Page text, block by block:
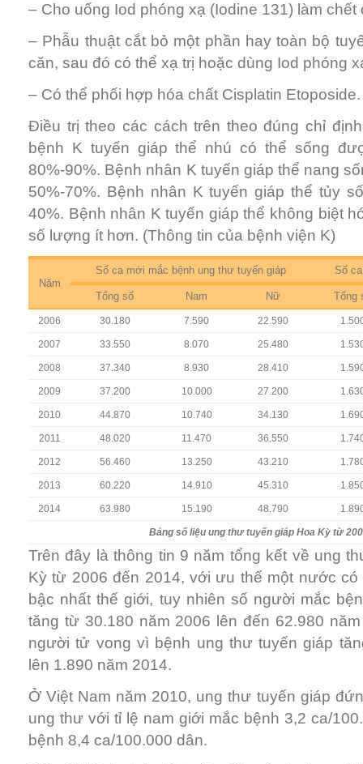
– Cho uống Iod phóng xạ (Iodine 131) làm
– Phẫu thuật cắt bỏ một phần hay toàn bộ
căn, sau đó có thể xạ trị hoặc dùng Iod phóng
– Có thể phối hợp hóa chất Cisplatin Etoposide.
Điều trị theo các cách trên theo đúng chỉ
bệnh K tuyến giáp thể nhú có thể sống
80%-90%. Bệnh nhân K tuyến giáp thể nang
50%-70%. Bệnh nhân K tuyến giáp thể tủy
40%. Bệnh nhân K tuyến giáp thể không biệt
số lượng ít hơn. (Thông tin của bệnh viện K)
Năm
Số ca mới mắc bệnh ung thư tuyến giáp Số
Tổng số Nam Nữ Tổng
2006 30.180 7.590 22.590
2007 33.550 8.070 25.480
2008 37.340 8.930 28.410
2009 37.200 10.000 27.200
2010 44.870 10.740 34.130
2011 48.020 11.470 36.550
2012 56.460 13.250 43.210
2013 60.220 14.910 45.310
2014 63.980 15.190 48.790
Bảng số liệu ung thư tuyến giáp Hoa Kỳ từ
Trên đây là thông tin 9 năm tổng kết về ung
Kỳ từ 2006 đến 2014, với ưu thế một nước có
bậc nhất thế giới, tuy nhiên số người mắc
tăng từ 30.180 năm 2006 lên đến 62.980
người tử vong vì bệnh ung thư tuyến giáp
lên 1.890 năm 2014.
Ở Việt Nam năm 2010, ung thư tuyến giáp
ung thư với tỉ lệ nam giới mắc bệnh 3,2 ca/
bệnh 8,4 ca/100.000 dân.